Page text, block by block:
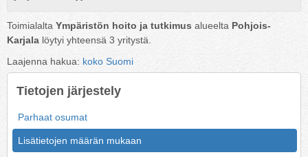
Toimialalta Ympäristön hoito ja tutkimus alueelta Pohjois-
Karjala löytyi yhteensä 3 yritystä.
Laajenna hakua: koko Suomi
Tietojen järjestely
Parhaat osumat
Lisätietojen määrän mukaan